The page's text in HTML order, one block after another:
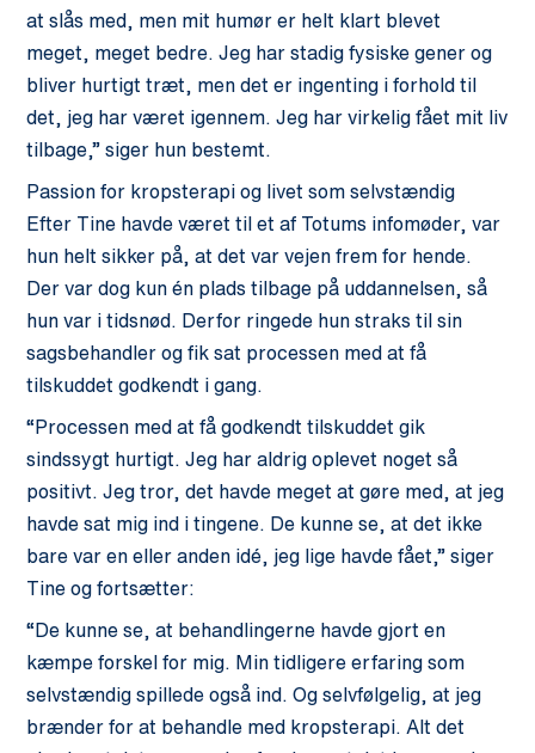
at slås med, men mit humør er helt klart blevet
meget, meget bedre. Jeg har stadig fysiske gener og
bliver hurtigt træt, men det er ingenting i forhold til
det, jeg har været igennem. Jeg har virkelig fået mit liv
tilbage,” siger hun bestemt.
Passion for kropsterapi og livet som selvstændig
Efter Tine havde været til et af Totums infomøder, var
hun helt sikker på, at det var vejen frem for hende.
Der var dog kun én plads tilbage på uddannelsen, så
hun var i tidsnød. Derfor ringede hun straks til sin
sagsbehandler og fik sat processen med at få
tilskuddet godkendt i gang.
“Processen med at få godkendt tilskuddet gik
sindssygt hurtigt. Jeg har aldrig oplevet noget så
positivt. Jeg tror, det havde meget at gøre med, at jeg
havde sat mig ind i tingene. De kunne se, at det ikke
bare var en eller anden idé, jeg lige havde fået,” siger
Tine og fortsætter:
“De kunne se, at behandlingerne havde gjort en
kæmpe forskel for mig. Min tidligere erfaring som
selvstændig spillede også ind. Og selvfølgelig, at jeg
brænder for at behandle med kropsterapi. Alt det